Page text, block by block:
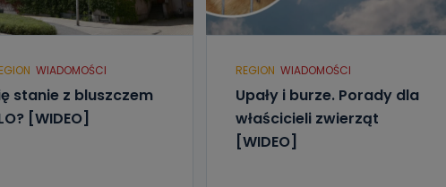
WIADOMOŚCI
stanie z bluszczem
[WIDEO]
REGION WIADOMOŚCI
Upały i burze. Porady dla
właścicieli zwierząt
[WIDEO]